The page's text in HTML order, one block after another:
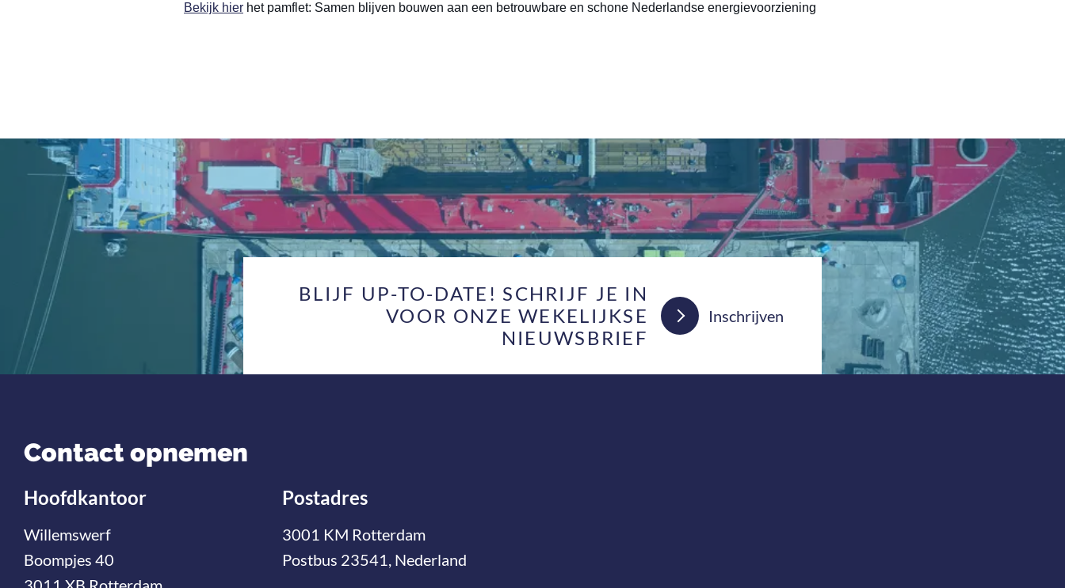
Bekijk hier het pamflet: Samen blijven bouwen aan een betrouwbare en schone Nederlandse energievoorziening
BLIJF UP-TO-DATE! SCHRIJF JE IN
VOOR ONZE WEKELIJKSE
NIEUWSBRIEF
Inschrijven
Contact opnemen
Hoofdkantoor
Willemswerf
Boompjes 40
Postadres
3001 KM Rotterdam
Postbus 23541, Nederland